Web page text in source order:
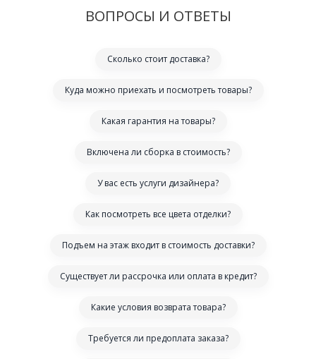
ВОПРОСЫ И ОТВЕТЫ
Сколько стоит доставка?
Куда можно приехать и посмотреть товары?
Какая гарантия на товары?
Включена ли сборка в стоимость?
У вас есть услуги дизайнера?
Как посмотреть все цвета отделки?
Подъем на этаж входит в стоимость доставки?
Существует ли рассрочка или оплата в кредит?
Какие условия возврата товара?
Требуется ли предоплата заказа?